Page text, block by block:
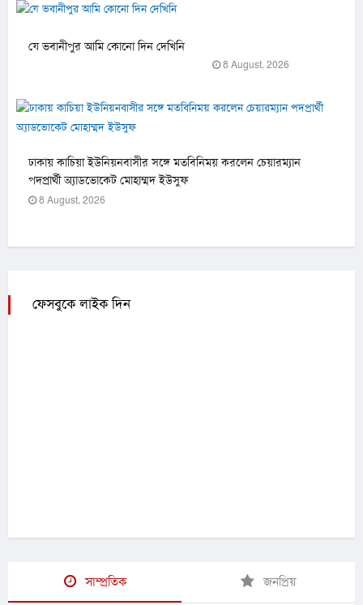
যে ভবানীপুর আমি কোনো দিন দেখিনি
8 August, 2026
ঢাকায় কাচিয়া ইউনিয়নবাসীর সঙ্গে মতবিনিময় করলেন চেয়ারম্যান
পদপ্রার্থী অ্যাডভোকেট মোহাম্মদ ইউসুফ
8 August, 2026
ফেসবুকে লাইক দিন
সাম্প্রতিক জনপ্রিয়